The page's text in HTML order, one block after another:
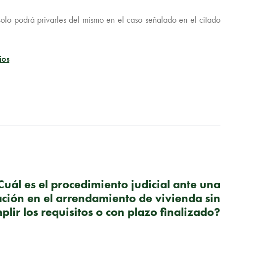
podrá privarles del mismo en el caso señalado en el citado
es el procedimiento judicial ante una
en el arrendamiento de vivienda sin
los requisitos o con plazo finalizado?